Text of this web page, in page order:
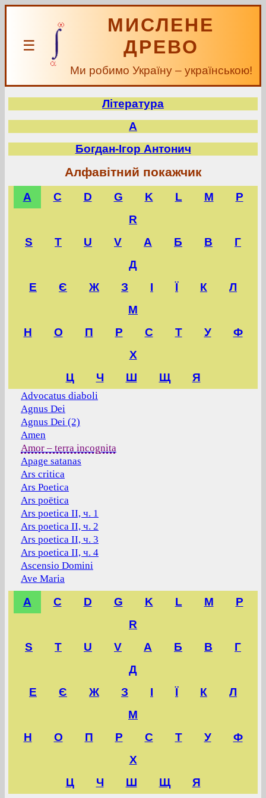
☰
МИСЛЕНЕ
ДРЕВО
Ми робимо Україну – українською!
Література
А
Богдан-Ігор Антонич
Алфавітний покажчик
A C D G K L M
P
R
S
T U V А Б В
Г
Д
Е
Є Ж З І Ї К
Л
М
Н
О П Р С Т У
Ф
Х
Ц
Ч Ш Щ Я
Advocatus diaboli
Agnus Dei
Agnus Dei (2)
Amen
Amor – terra incognita
Apage satanas
Ars critica
Ars Poetica
Ars poëtica
Ars poetica II, ч. 1
Ars poetica II, ч. 2
Ars poetica II, ч. 3
Ars poetica II, ч. 4
Ascensio Domini
Ave Maria
A C D G K L M
P
R
S
T U V А Б В
Г
Д
Е
Є Ж З І Ї К
Л
М
Н
О П Р С Т У
Ф
Х
Ц
Ч Ш Щ Я